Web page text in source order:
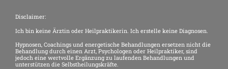
Disclaimer:
Ich bin keine Ärztin oder Heilpraktikerin. Ich erstelle keine Diagnosen.
Hypnosen, Coachings und energetische Behandlungen ersetzen nicht die
Behandlung durch einen Arzt, Psychologen oder Heilpraktiker, sind
jedoch eine wertvolle Ergänzung zu laufenden Behandlungen und
unterstützen die Selbstheilungskräfte.